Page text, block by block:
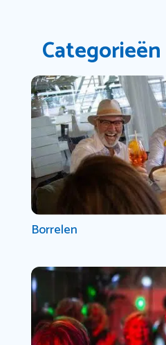
Categorieën
Borrelen